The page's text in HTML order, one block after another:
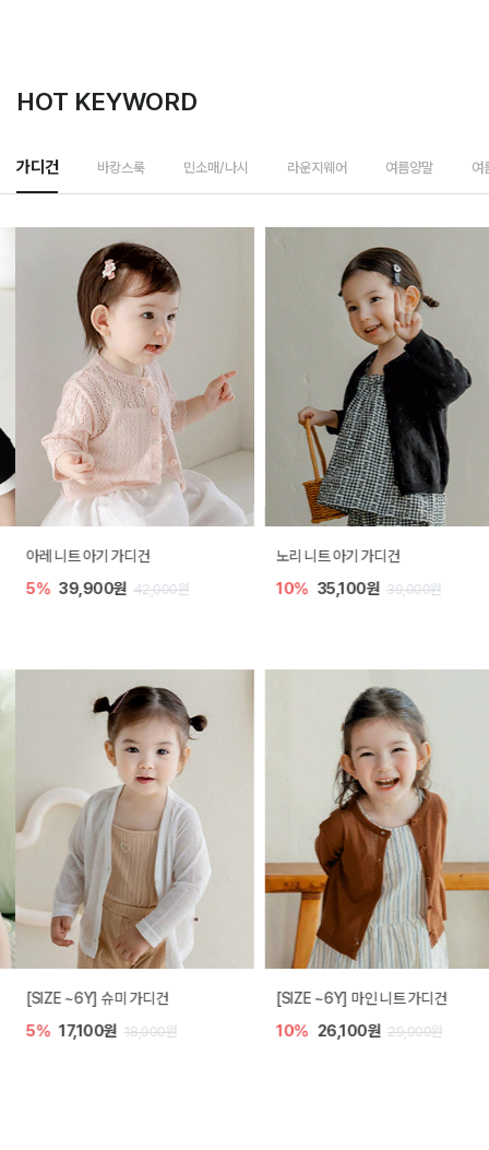
HOT KEYWORD
가디건 바캉스룩 민소매/나시 라운지웨어 여름양말 여
아레 니트 아기 가디건
5% 39,900원 42,000원
노리 니트 아기 가디건
10% 35,100원 39,000원
[SIZE ~6Y] 슈미 가디건
5% 17,100원 18,000원
[SIZE ~6Y] 마인 니트 가디건
10% 26,100원 29,000원